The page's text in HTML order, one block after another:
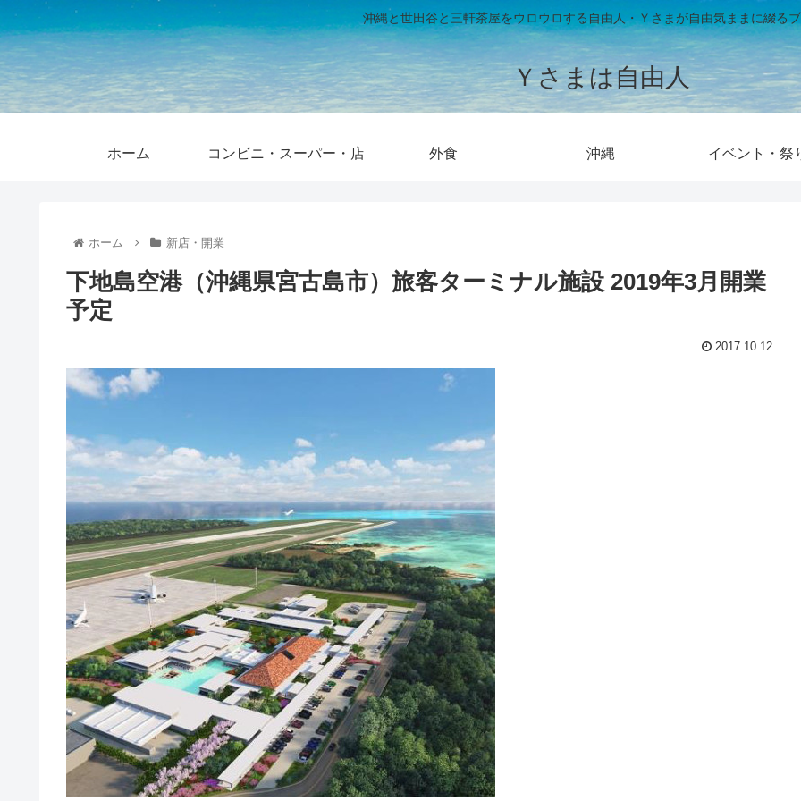
沖縄と世田谷と三軒茶屋をウロウロする自由人・Ｙさまが自由気ままに綴る
Ｙさまは自由人
ホーム コンビニ・スーパー・店 外食 沖縄 イベント・祭
ホーム 新店・開業
下地島空港（沖縄県宮古島市）旅客ターミナル施設 2019年3月開業
予定
2017.10.12